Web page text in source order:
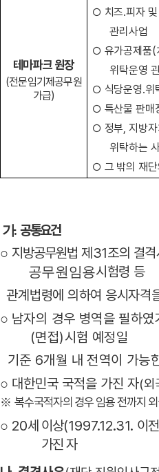
테마파크 원장
(전문임기제공무원
가급)
○ 치즈․피자
관리사업
○ 유가공제품(
위탁운영
○ 식당운영․위
○ 특산물 판매
○ 정부 지방자
위탁하는
○ 그 밖의 재
가.공통요건
○ 지방공무원법 제 31조의 결
공무원임용시험령 등
관계법령에 의하여 응시자격
○ 남자의 경우 병역을 필하
(면접)시험 예정일
기준 6개월 내 전역이 가능
○ 대한민국 국적을 가진 자(외
※ 복수국적자의 경우 임용 전까지
○ 20세 이상(1997.12.31. 이
가진 자